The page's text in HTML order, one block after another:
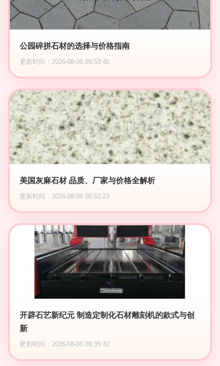
公园碎拼石材的选择与价格指南
更新时间：2026-08-06 09:53:45
美国灰麻石材 品质、厂家与价格全解析
更新时间：2026-08-06 08:53:23
开辟石艺新纪元 制造定制化石材雕刻机的款式与创
新
更新时间：2026-08-06 09:35:42